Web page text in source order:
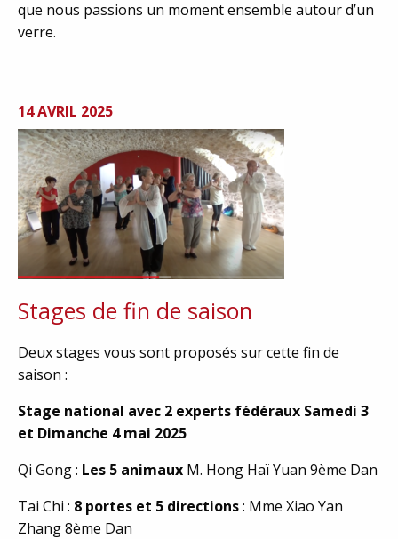
que nous passions un moment ensemble autour d’un
verre.
14 AVRIL 2025
Stages de fin de saison
Deux stages vous sont proposés sur cette fin de
saison :
Stage national avec 2 experts fédéraux Samedi 3
et Dimanche 4 mai 2025
Qi Gong : Les 5 animaux M. Hong Haï Yuan 9ème Dan
Tai Chi : 8 portes et 5 directions: Mme Xiao Yan
Zhang 8ème Dan